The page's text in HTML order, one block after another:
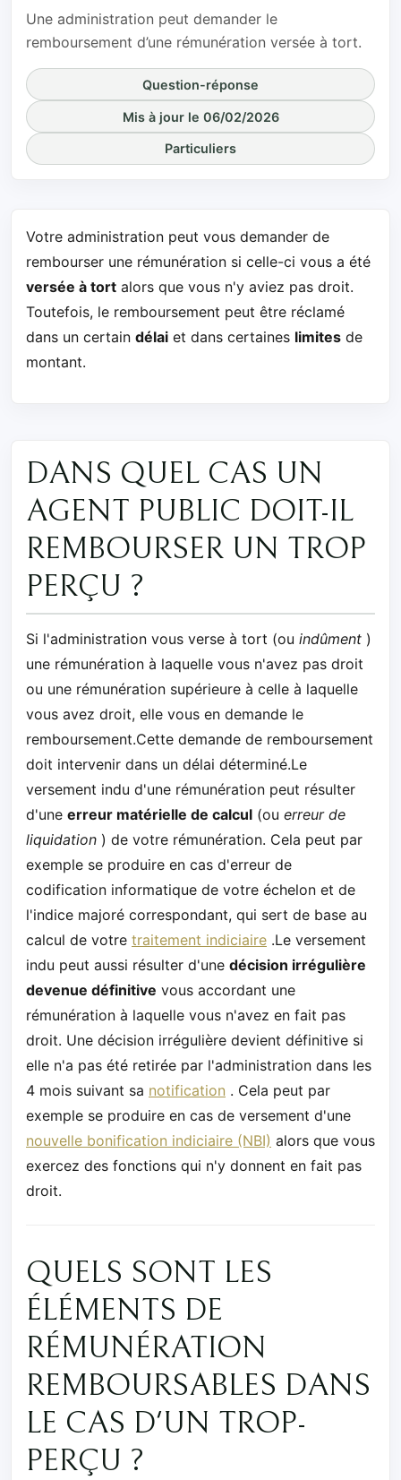
Une administration peut demander le
remboursement d’une rémunération versée à tort.
Question-réponse
Mis à jour le 06/02/2026
Particuliers
Votre administration peut vous demander de
rembourser une rémunération si celle-ci vous a été
versée à tort alors que vous n'y aviez pas droit.
Toutefois, le remboursement peut être réclamé
dans un certain délai et dans certaines limites de
montant.
DANS QUEL CAS UN
AGENT PUBLIC DOIT-IL
REMBOURSER UN TROP
PERÇU ?
Si l'administration vous verse à tort (ou indûment )
une rémunération à laquelle vous n'avez pas droit
ou une rémunération supérieure à celle à laquelle
vous avez droit, elle vous en demande le
remboursement.Cette demande de remboursement
doit intervenir dans un délai déterminé.Le
versement indu d'une rémunération peut résulter
d'une erreur matérielle de calcul (ou erreur de
liquidation ) de votre rémunération. Cela peut par
exemple se produire en cas d'erreur de
codification informatique de votre échelon et de
l'indice majoré correspondant, qui sert de base au
calcul de votre traitement indiciaire .Le versement
indu peut aussi résulter d'une décision irrégulière
devenue définitive vous accordant une
rémunération à laquelle vous n'avez en fait pas
droit. Une décision irrégulière devient définitive si
elle n'a pas été retirée par l'administration dans les
4 mois suivant sa notification . Cela peut par
exemple se produire en cas de versement d'une
nouvelle bonification indiciaire (NBI) alors que vous
exercez des fonctions qui n'y donnent en fait pas
droit.
QUELS SONT LES
ÉLÉMENTS DE
RÉMUNÉRATION
REMBOURSABLES DANS
LE CAS D'UN TROP-
PERÇU ?